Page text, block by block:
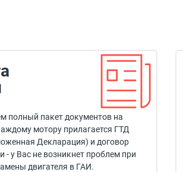
полный пакет документов на
мотору прилагается ГТД
Декларация) и договор
- у Вас не возникнет проблем при
двигателя в ГАИ.